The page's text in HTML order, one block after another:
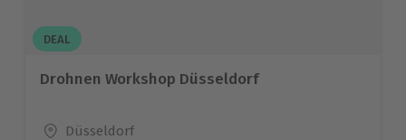
DEAL
Drohnen Workshop Düsseldorf
Standort
Düsseldorf